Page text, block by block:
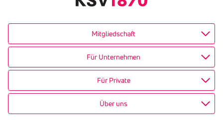
Mitgliedschaft
Für Unternehmen
Für Private
Über uns